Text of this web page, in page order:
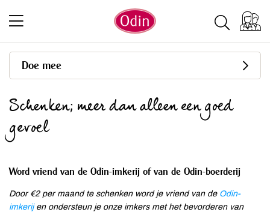
Doe mee
Schenken; meer dan alleen een goed
gevoel
Word vriend van de Odin-imkerij of van de Odin-boerderij
Door €2 per maand te schenken word je vriend van de Odin-
imkerijen ondersteun je onze imkers met het bevorderen van